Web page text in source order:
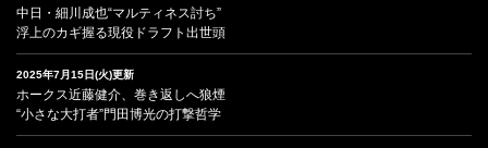
中日・細川成也“マルティネス討ち”
浮上のカギ握る現役ドラフト出世頭
2025年7月15日(火)更新
ホークス近藤健介、巻き返しへ狼煙
“小さな大打者”門田博光の打撃哲学